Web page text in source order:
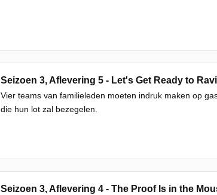
Seizoen 3, Aflevering 5 - Let's Get Ready to Ravi
Vier teams van familieleden moeten indruk maken op
die hun lot zal bezegelen.
Seizoen 3, Aflevering 4 - The Proof Is in the